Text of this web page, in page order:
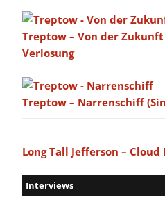
Treptow – Von der
Verlosung
Treptow – Narrenschiff
Long Tall Jefferson – Cloud
Interviews